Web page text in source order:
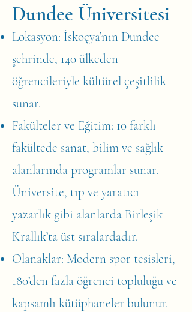
Dundee Üniversitesi
Lokasyon: İskoçya’nın Dundee
şehrinde, 140 ülkeden
öğrencileriyle kültürel çeşitlilik
sunar.
Fakülteler ve Eğitim: 10 farklı
fakültede sanat, bilim ve sağlık
alanlarında programlar sunar.
Üniversite, tıp ve yaratıcı
yazarlık gibi alanlarda Birleşik
Krallık’ta üst sıralardadır.
Olanaklar: Modern spor tesisleri,
180’den fazla öğrenci topluluğu ve
kapsamlı kütüphaneler bulunur.